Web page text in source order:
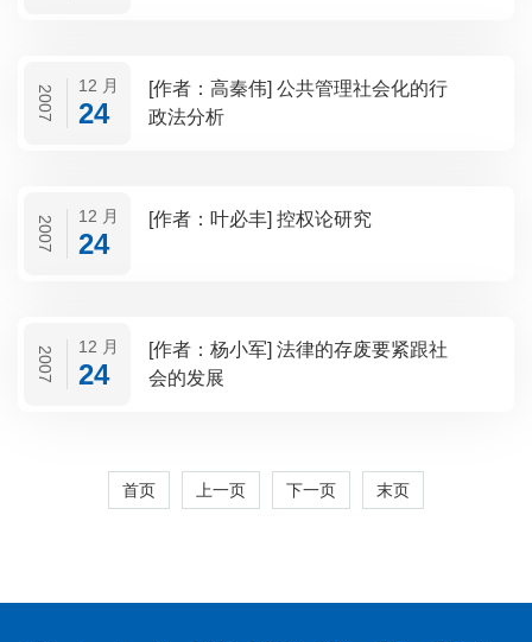
2007 12 月
24
[作者：高秦伟] 公共管理社会化的行
政法分析
2007 12 月
24
[作者：叶必丰] 控权论研究
2007 12 月
24
[作者：杨小军] 法律的存废要紧跟社
会的发展
首页 上一页 下一页 末页